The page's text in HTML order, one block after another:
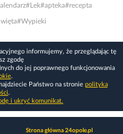
#Lek#apteka#recepta
#Wypieki
informujemy, że przeglądając tę
zgodę
do jej poprawnego funkcjonowania
.
Państwo na stronie polityka
.
i ukryć komunikat.
Strona główna 24opole.pl